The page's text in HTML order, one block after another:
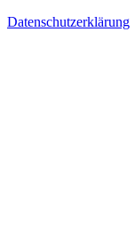
Datenschutzerklärung